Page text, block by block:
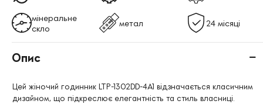
мінеральне
скло
метал 24 місяці
Опис
Цей жіночий годинник LTP-1302DD-4A1 відзначається класичним
дизайном, що підкреслює елегантність та стиль власниці.